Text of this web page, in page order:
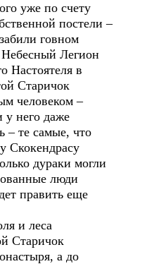
уже по счету
постели –
говном
Легион
Настоятеля в
Старичок
человеком –
у него даже
– те самые, что
Скокендрасу
дураки могли
люди
править еще
и леса
Старичок
а до